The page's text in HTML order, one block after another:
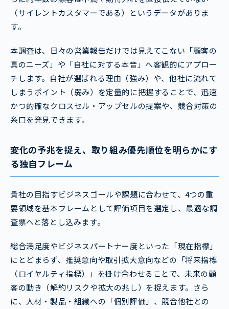
（サイレントカスタマーである）というデータがありま
す。
本調査は、日々の営業報告だけでは見えてこない「顧客の
真のニーズ」や「自社に対する本音」へ客観的にアプロー
チします。自社が選ばれる理由（強み）や、他社に流れて
しまうポイント（弱み）を定量的に把握することで、迅速
かつ的確なクロスセル・アップセルの提案や、競合対策の
糸口を発見できます。
変化の予兆を捉え、取り組み優先順位を明らかにす
る独自フレーム
貴社の目指すビジネスゴールや課題に合わせて、4つの重
要領域を基本フレームとして評価項目を選定し、最適な調
査票へと落とし込みます。
総合満足度やビジネスパートナー度といった「現在指標」
にとどまらず、推奨意向や取引拡大意向などの「将来指標
（ロイヤルティ指標）」を掛け合わせることで、未来の顧
客の動き（解約リスクや拡大の兆し）を捉えます。さら
に、人材・製品・組織への「個別評価」、競合他社との